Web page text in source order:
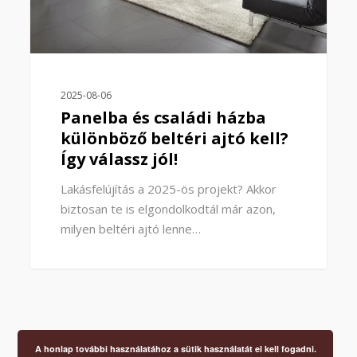
2025-08-06
Panelba és családi házba
különböző beltéri ajtó kell?
Így válassz jól!
Lakásfelújítás a 2025-ös projekt? Akkor
biztosan te is elgondolkodtál már azon,
milyen beltéri ajtó lenne…
A honlap további használatához a sütik használatát el kell fogadni.